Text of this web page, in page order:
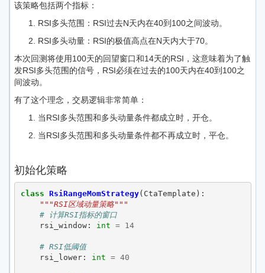
该策略包括两个指标：
RSI多头范围：RSI过去N天内在40到100之间波动。
RSI多头动量：RSI的极值高点在N天内大于70。
本次回测将使用100天的回望窗口和14天的RSI，这意味着为了触
发RSI多头范围的信号，RSI必须在过去的100天内在40到100之
间波动。
有了这个理念，交易逻辑非常简单：
当RSI多头范围和多头动量条件都成立时，开仓。
当RSI多头范围和多头动量条件都不再成立时，平仓。
初始化策略
class RsiRangeMomStrategy( CtaTemplate ):
"""RSI区域动量策略"""
# 计算RSI指标的窗口
rsi_window: int = 14
# RSI低阈值
rsi_lower: int = 40